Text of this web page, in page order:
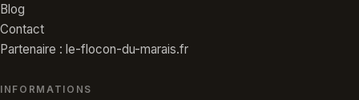
Blog
Contact
Partenaire : le-flocon-du-marais.fr
INFORMATIONS